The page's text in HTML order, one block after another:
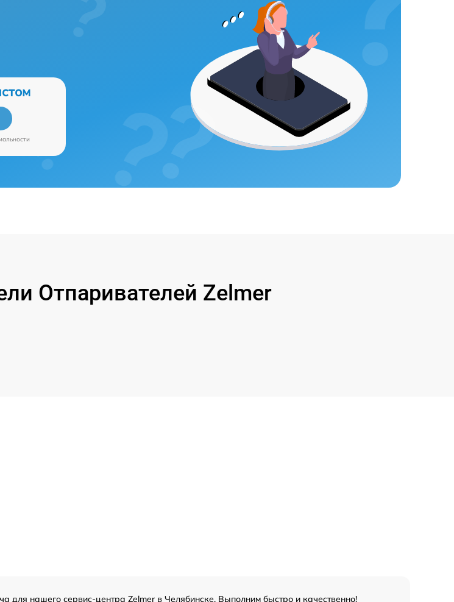
Отпаривателей Zelmer
для нашего сервис-центра Zelmer в Челябинске. Выполним быстро и качественно!